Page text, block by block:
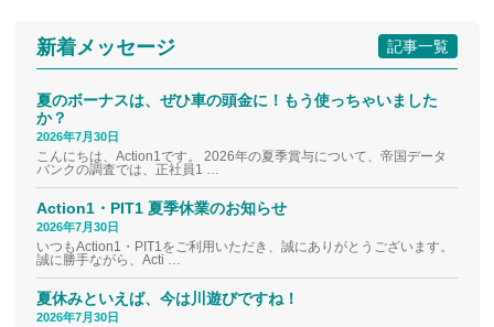
記事一覧
新着メッセージ
夏のボーナスは、ぜひ車の頭金に！もう使っちゃいました
か？
2026年7月30日
こんにちは、Action1です。 2026年の夏季賞与について、帝国データ
バンクの調査では、正社員1 …
Action1・PIT1 夏季休業のお知らせ
2026年7月30日
いつもAction1・PIT1をご利用いただき、誠にありがとうございます。
誠に勝手ながら、Acti …
夏休みといえば、今は川遊びですね！
2026年7月30日